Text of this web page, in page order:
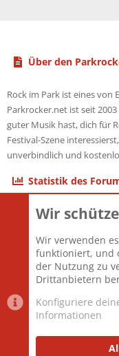
Über den
Rock im Park ist eines von
Parkrocker.net ist seit
guter Musik hast, dich für
Festival-Szene
unverbindlich und
Statistik des
Themen
Mitglieder
Neuestes Mitglied
Wir
Wir verwenden
funktioniert, und
der Nutzung zu
Drittanbietern
Konfiguriere
Informationen